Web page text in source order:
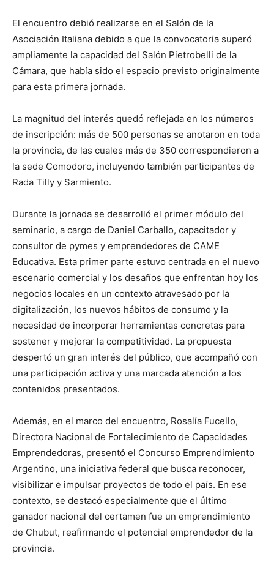
El encuentro debió realizarse en el Salón de la
Asociación Italiana debido a que la convocatoria superó
ampliamente la capacidad del Salón Pietrobelli de la
Cámara, que había sido el espacio previsto originalmente
para esta primera jornada.
La magnitud del interés quedó reflejada en los números
de inscripción: más de 500 personas se anotaron en toda
la provincia, de las cuales más de 350 correspondieron a
la sede Comodoro, incluyendo también participantes de
Rada Tilly y Sarmiento.
Durante la jornada se desarrolló el primer módulo del
seminario, a cargo de Daniel Carballo, capacitador y
consultor de pymes y emprendedores de CAME
Educativa. Esta primer parte estuvo centrada en el nuevo
escenario comercial y los desafíos que enfrentan hoy los
negocios locales en un contexto atravesado por la
digitalización, los nuevos hábitos de consumo y la
necesidad de incorporar herramientas concretas para
sostener y mejorar la competitividad. La propuesta
despertó un gran interés del público, que acompañó con
una participación activa y una marcada atención a los
contenidos presentados.
Además, en el marco del encuentro, Rosalía Fucello,
Directora Nacional de Fortalecimiento de Capacidades
Emprendedoras, presentó el Concurso Emprendimiento
Argentino, una iniciativa federal que busca reconocer,
visibilizar e impulsar proyectos de todo el país. En ese
contexto, se destacó especialmente que el último
ganador nacional del certamen fue un emprendimiento
de Chubut, reafirmando el potencial emprendedor de la
provincia.